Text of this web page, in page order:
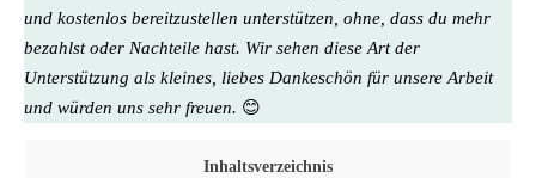
und kostenlos bereitzustellen unterstützen, ohne, dass du mehr
bezahlst oder Nachteile hast. Wir sehen diese Art der
Unterstützung als kleines, liebes Dankeschön für unsere Arbeit
und würden uns sehr freuen. 😊
Inhaltsverzeichnis